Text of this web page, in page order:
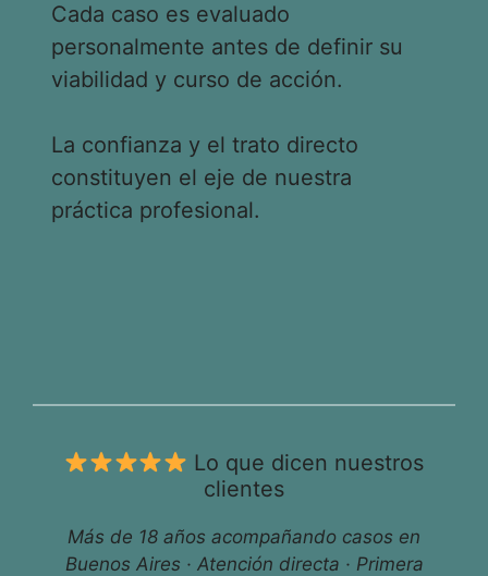
Cada caso es evaluado
personalmente antes de definir su
viabilidad y curso de acción.
La confianza y el trato directo
constituyen el eje de nuestra
práctica profesional.
Lo que dicen nuestros
clientes
Más de 18 años acompañando casos en
Buenos Aires · Atención directa · Primera